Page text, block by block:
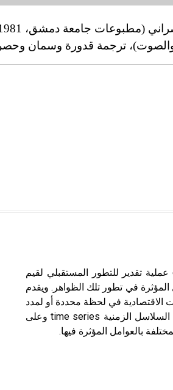
والصوت)، ترجمة قدورة وسمان
التنبؤ الاقتصادي التنبؤ الاقتصادي economic forecasting عملية تقدير للتطور المستقبلي لقيم
المؤثرة في تطور تلك الظواهر. ويقدم
الاقتصادية في لحظة محددة أو لمدد
زمنية أطول. ويعتمد التنبؤ الاقتصادي بصورة أساسية على السلاسل الزمنية time series وعلى
بالعوامل المؤثرة فيها.